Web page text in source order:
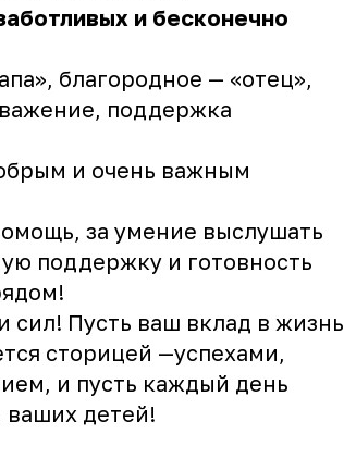
и бесконечно
благородное — «отец»,
поддержка
и очень важным
за умение выслушать
поддержку и готовность
сил! Пусть ваш вклад в жизнь
сторицей —успехами,
и пусть каждый день
ваших детей!